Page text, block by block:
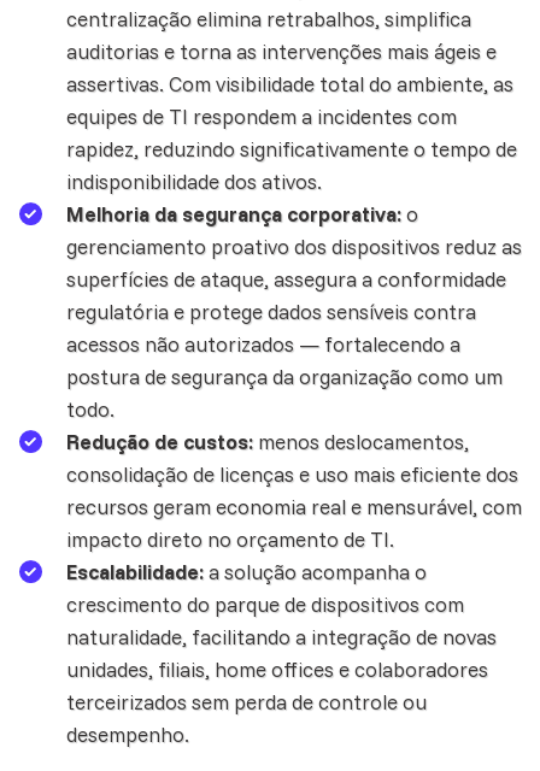
centralização elimina retrabalhos, simplifica
auditorias e torna as intervenções mais ágeis e
assertivas. Com visibilidade total do ambiente, as
equipes de TI respondem a incidentes com
rapidez, reduzindo significativamente o tempo de
indisponibilidade dos ativos.
Melhoria da segurança corporativa:o
gerenciamento proativo dos dispositivos reduz as
superfícies de ataque, assegura a conformidade
regulatória e protege dados sensíveis contra
acessos não autorizados — fortalecendo a
postura de segurança da organização como um
todo.
Redução de custos: menos deslocamentos,
consolidação de licenças e uso mais eficiente dos
recursos geram economia real e mensurável, com
impacto direto no orçamento de TI.
Escalabilidade:a solução acompanha o
crescimento do parque de dispositivos com
naturalidade, facilitando a integração de novas
unidades, filiais, home offices e colaboradores
terceirizados sem perda de controle ou
desempenho.